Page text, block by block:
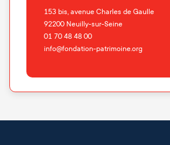
153 bis, avenue Charles de Gaulle
92200 Neuilly-sur-Seine
01 70 48 48 00
info@fondation-patrimoine.org